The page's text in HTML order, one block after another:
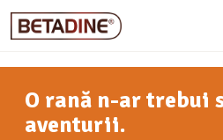
O rană n-ar trebui
aventurii.